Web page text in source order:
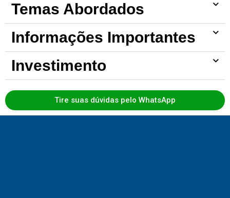
Temas Abordados
Informações Importantes
Investimento
Tire suas dúvidas pelo WhatsApp